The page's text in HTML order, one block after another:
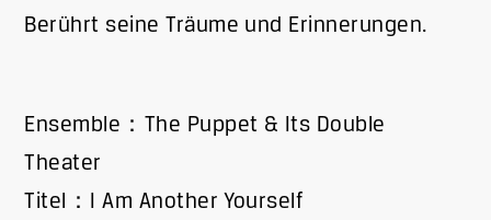
Berührt seine Träume und Erinnerungen.
Ensemble：The Puppet & Its Double
Theater
Titel：I Am Another Yourself